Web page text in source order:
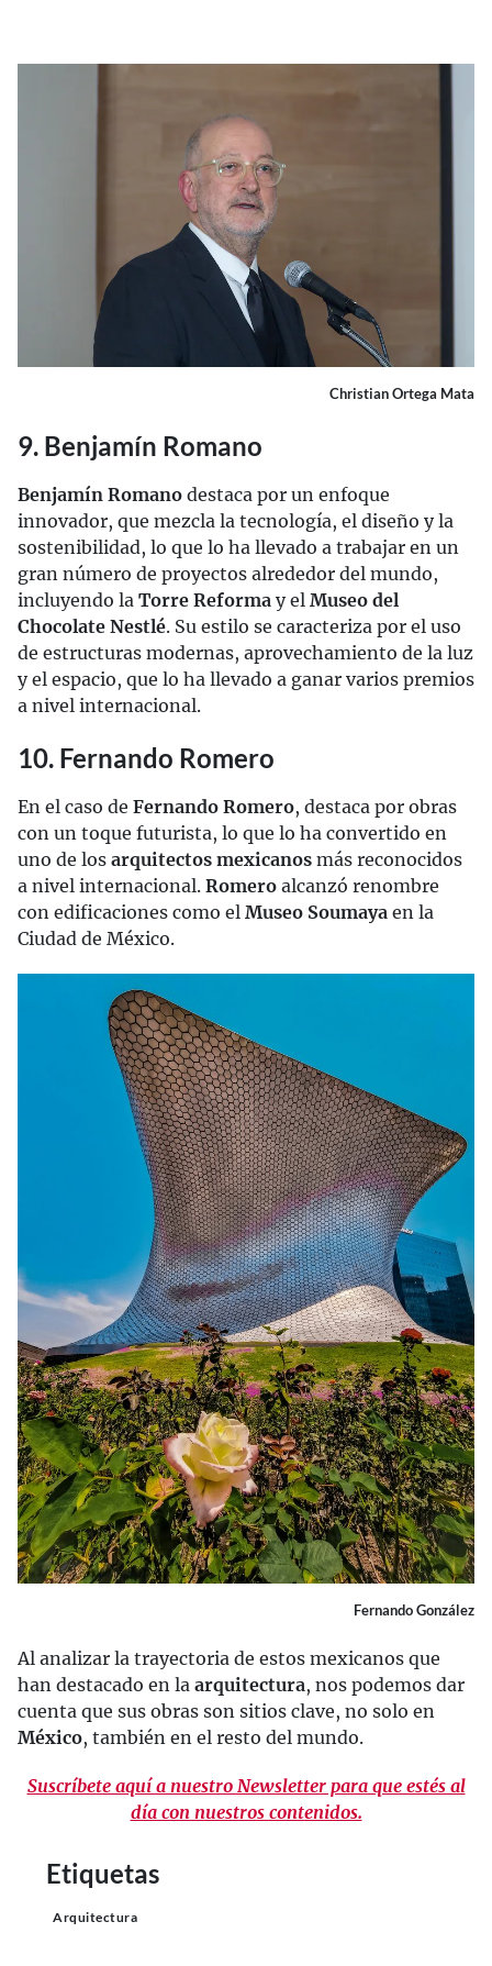
Christian Ortega Mata
9. Benjamín Romano
Benjamín Romano destaca por un enfoque
innovador, que mezcla la tecnología, el diseño y la
sostenibilidad, lo que lo ha llevado a trabajar en un
gran número de proyectos alrededor del mundo,
incluyendo la Torre Reforma y el Museo del
Chocolate Nestlé. Su estilo se caracteriza por el uso
de estructuras modernas, aprovechamiento de la luz
y el espacio, que lo ha llevado a ganar varios premios
a nivel internacional.
10. Fernando Romero
En el caso de Fernando Romero, destaca por obras
con un toque futurista, lo que lo ha convertido en
uno de los arquitectos mexicanos más reconocidos
a nivel internacional. Romero alcanzó renombre
con edificaciones como el Museo Soumaya en la
Ciudad de México.
Fernando González
Al analizar la trayectoria de estos mexicanos que
han destacado en la arquitectura, nos podemos dar
cuenta que sus obras son sitios clave, no solo en
México, también en el resto del mundo.
Suscríbete aquí a nuestro Newsletter para que estés al
día con nuestros contenidos.
Etiquetas
Arquitectura